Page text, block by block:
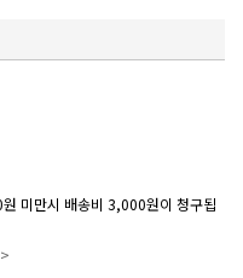
미만시 배송비 3,000원이 청구됩